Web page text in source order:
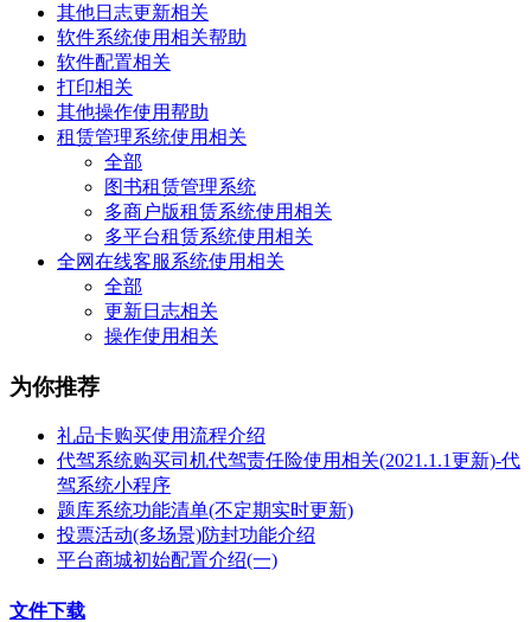
其他日志更新相关
软件系统使用相关帮助
软件配置相关
打印相关
其他操作使用帮助
租赁管理系统使用相关
全部
图书租赁管理系统
多商户版租赁系统使用相关
多平台租赁系统使用相关
全网在线客服系统使用相关
全部
更新日志相关
操作使用相关
为你推荐
礼品卡购买使用流程介绍
代驾系统购买司机代驾责任险使用相关(2021.1.1更新)-代
驾系统小程序
题库系统功能清单(不定期实时更新)
投票活动(多场景)防封功能介绍
平台商城初始配置介绍(一)
文件下载